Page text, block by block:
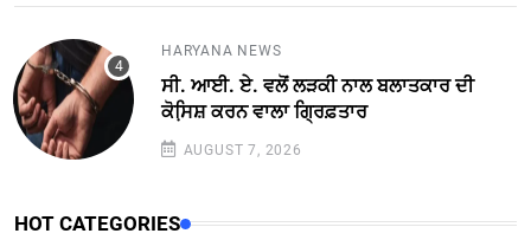
HARYANA NEWS
ਸੀ. ਆਈ. ਏ. ਵਲੋਂ ਲੜਕੀ ਨਾਲ ਬਲਾਤਕਾਰ ਦੀ
ਕੋਸਿ਼ਸ਼ ਕਰਨ ਵਾਲਾ ਗ੍ਰਿਫ਼ਤਾਰ
AUGUST 7, 2026
HOT CATEGORIES